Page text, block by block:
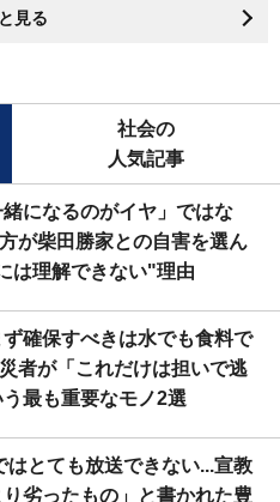
見る
社会の
人気記事
緒になるのがイヤ」ではな
が柴田勝家との自害を選ん
は理解できない"理由
確保すべきは水でも食料で
者が「これだけは担いで逃
最も重要なモノ2選
はとても放送できない...宣教
劣ったもの」と書かれた豊